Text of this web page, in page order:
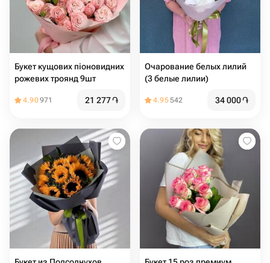
Букет кущових піоновидних
рожевих троянд 9шт
4.90971 21 277֏
Очарование белых лилий
(3 белые лилии)
4.95542 34 000֏